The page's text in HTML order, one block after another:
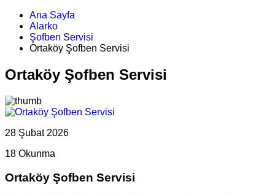
Ana Sayfa
Alarko
Şofben Servisi
Ortaköy Şofben Servisi
Ortaköy Şofben Servisi
28 Şubat 2026
18 Okunma
Ortaköy Şofben Servisi